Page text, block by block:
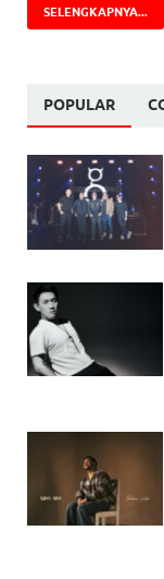
SELENGKAPNYA...
POPULAR